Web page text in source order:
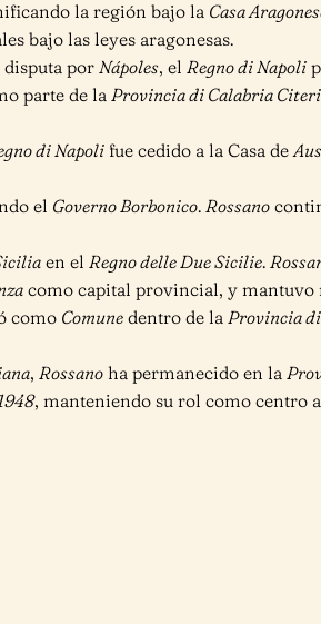
la región bajo la Casa
bajo las leyes aragonesas.
disputa por Nápoles, el Regno di Napoli
parte de la Provincia di Calabria
di Napoli fue cedido a la Casa de
el Governo Borbonico. Rossano
en el Regno delle Due Sicilie.
como capital provincial, y mantuvo
como Comune dentro de la Provincia di
, Rossano ha permanecido en la
1948, manteniendo su rol como centro